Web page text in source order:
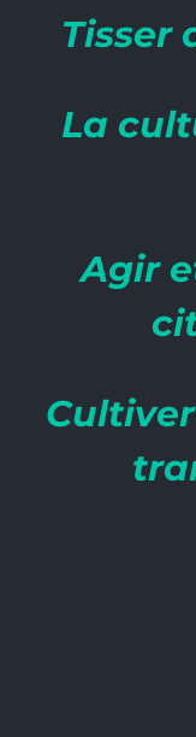
Tisser
La
Agir